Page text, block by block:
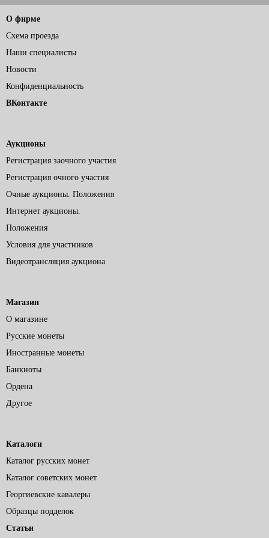
О фирме
Схема проезда
Наши специалисты
Новости
Конфиденциальность
ВКонтакте
Аукционы
Регистрация заочного участия
Регистрация очного участия
Очные аукционы. Положения
Интернет аукционы.
Положения
Условия для участников
Видеотрансляция аукциона
Магазин
О магазине
Русские монеты
Иностранные монеты
Банкноты
Ордена
Другое
Каталоги
Каталог русских монет
Каталог советских монет
Георгиевские кавалеры
Образцы подделок
Статьи